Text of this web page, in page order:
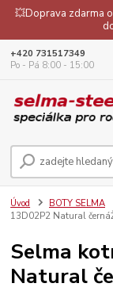
💥Doprava zdarma
+420 731517349
Po - Pá 8:00 - 15:00
Úvod BOTY SELMA
13D02P2 Natural
Selma
Natural